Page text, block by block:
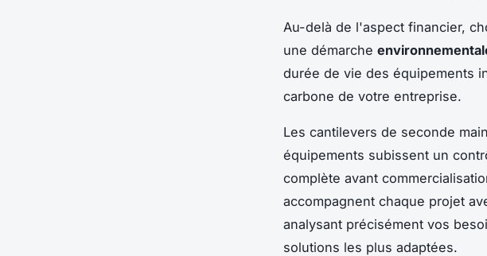
Au-delà de l'aspect financier,
une démarche
durée de vie des équipements
carbone de votre entreprise.
Les cantilevers de seconde
équipements subissent un
complète avant
accompagnent chaque projet
analysant précisément vos
solutions les plus adaptées.